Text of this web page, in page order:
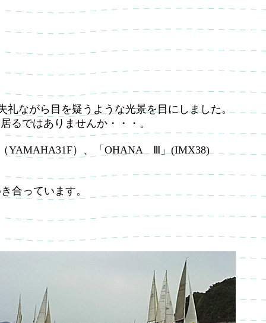
礼ながら目を疑うような光景を目にしました。
るではありませんか・・・。
YAMAHA31F）、「OHANA Ⅲ」(IMX38)
合っています。